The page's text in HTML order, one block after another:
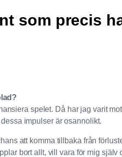
som precis
spelet. Då har jag varit
impulser är osannolikt.
att komma tillbaka från
bort allt, vill vara för mig